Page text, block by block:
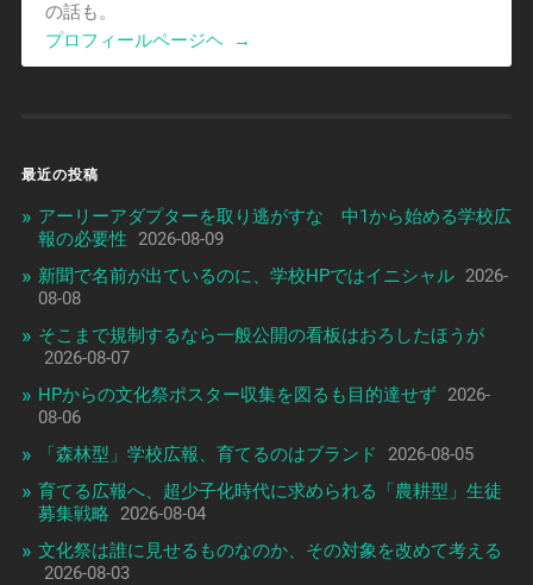
の話も。
プロフィールページヘ
→
最近の投稿
アーリーアダプターを取り逃がすな 中1から始める学校広
報の必要性
2026-08-09
新聞で名前が出ているのに、学校HPではイニシャル 2026-
08-08
そこまで規制するなら一般公開の看板はおろしたほうが
2026-08-07
HPからの文化祭ポスター収集を図るも目的達せず 2026-
08-06
「森林型」学校広報、育てるのはブランド
2026-08-05
育てる広報へ、超少子化時代に求められる「農耕型」生徒
募集戦略
2026-08-04
文化祭は誰に見せるものなのか、その対象を改めて考える
2026-08-03